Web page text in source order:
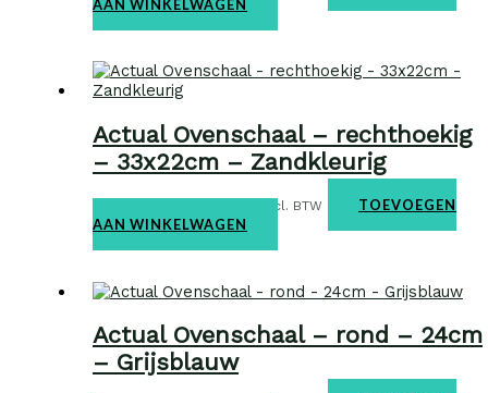
AAN WINKELWAGEN
Actual Ovenschaal – rechthoekig
– 33x22cm – Zandkleurig
Ovenschalen€38,95 incl. BTW
TOEVOEGEN
AAN WINKELWAGEN
Actual Ovenschaal – rond – 24cm
– Grijsblauw